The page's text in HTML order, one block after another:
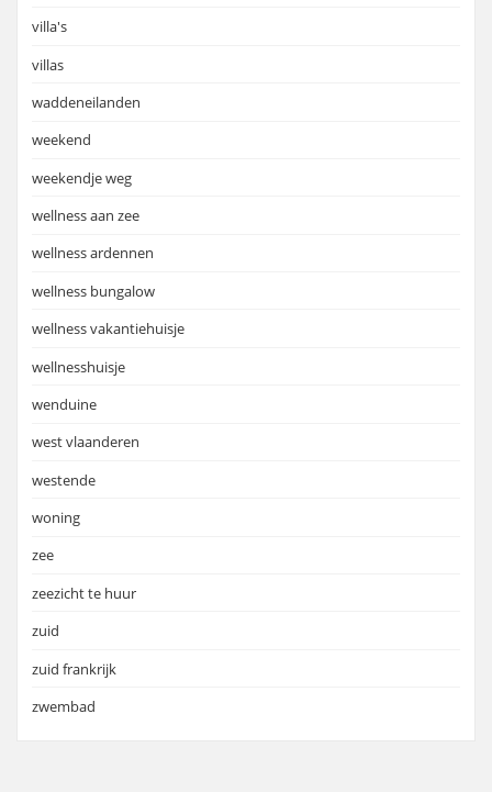
villa's
villas
waddeneilanden
weekend
weekendje weg
wellness aan zee
wellness ardennen
wellness bungalow
wellness vakantiehuisje
wellnesshuisje
wenduine
west vlaanderen
westende
woning
zee
zeezicht te huur
zuid
zuid frankrijk
zwembad